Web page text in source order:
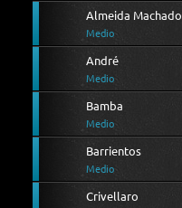
Almeida Machado
Medio
André
Medio
Bamba
Medio
Barrientos
Medio
Crivellaro